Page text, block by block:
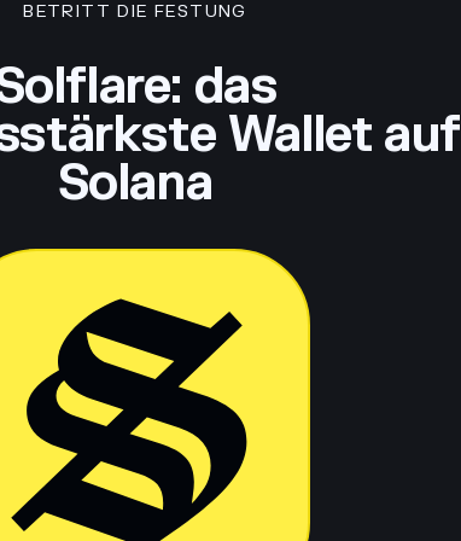
Daten bereitgestellt von rugcheck.xyz.
BETRITT DIE FESTUNG
das
Wallet auf
Solana